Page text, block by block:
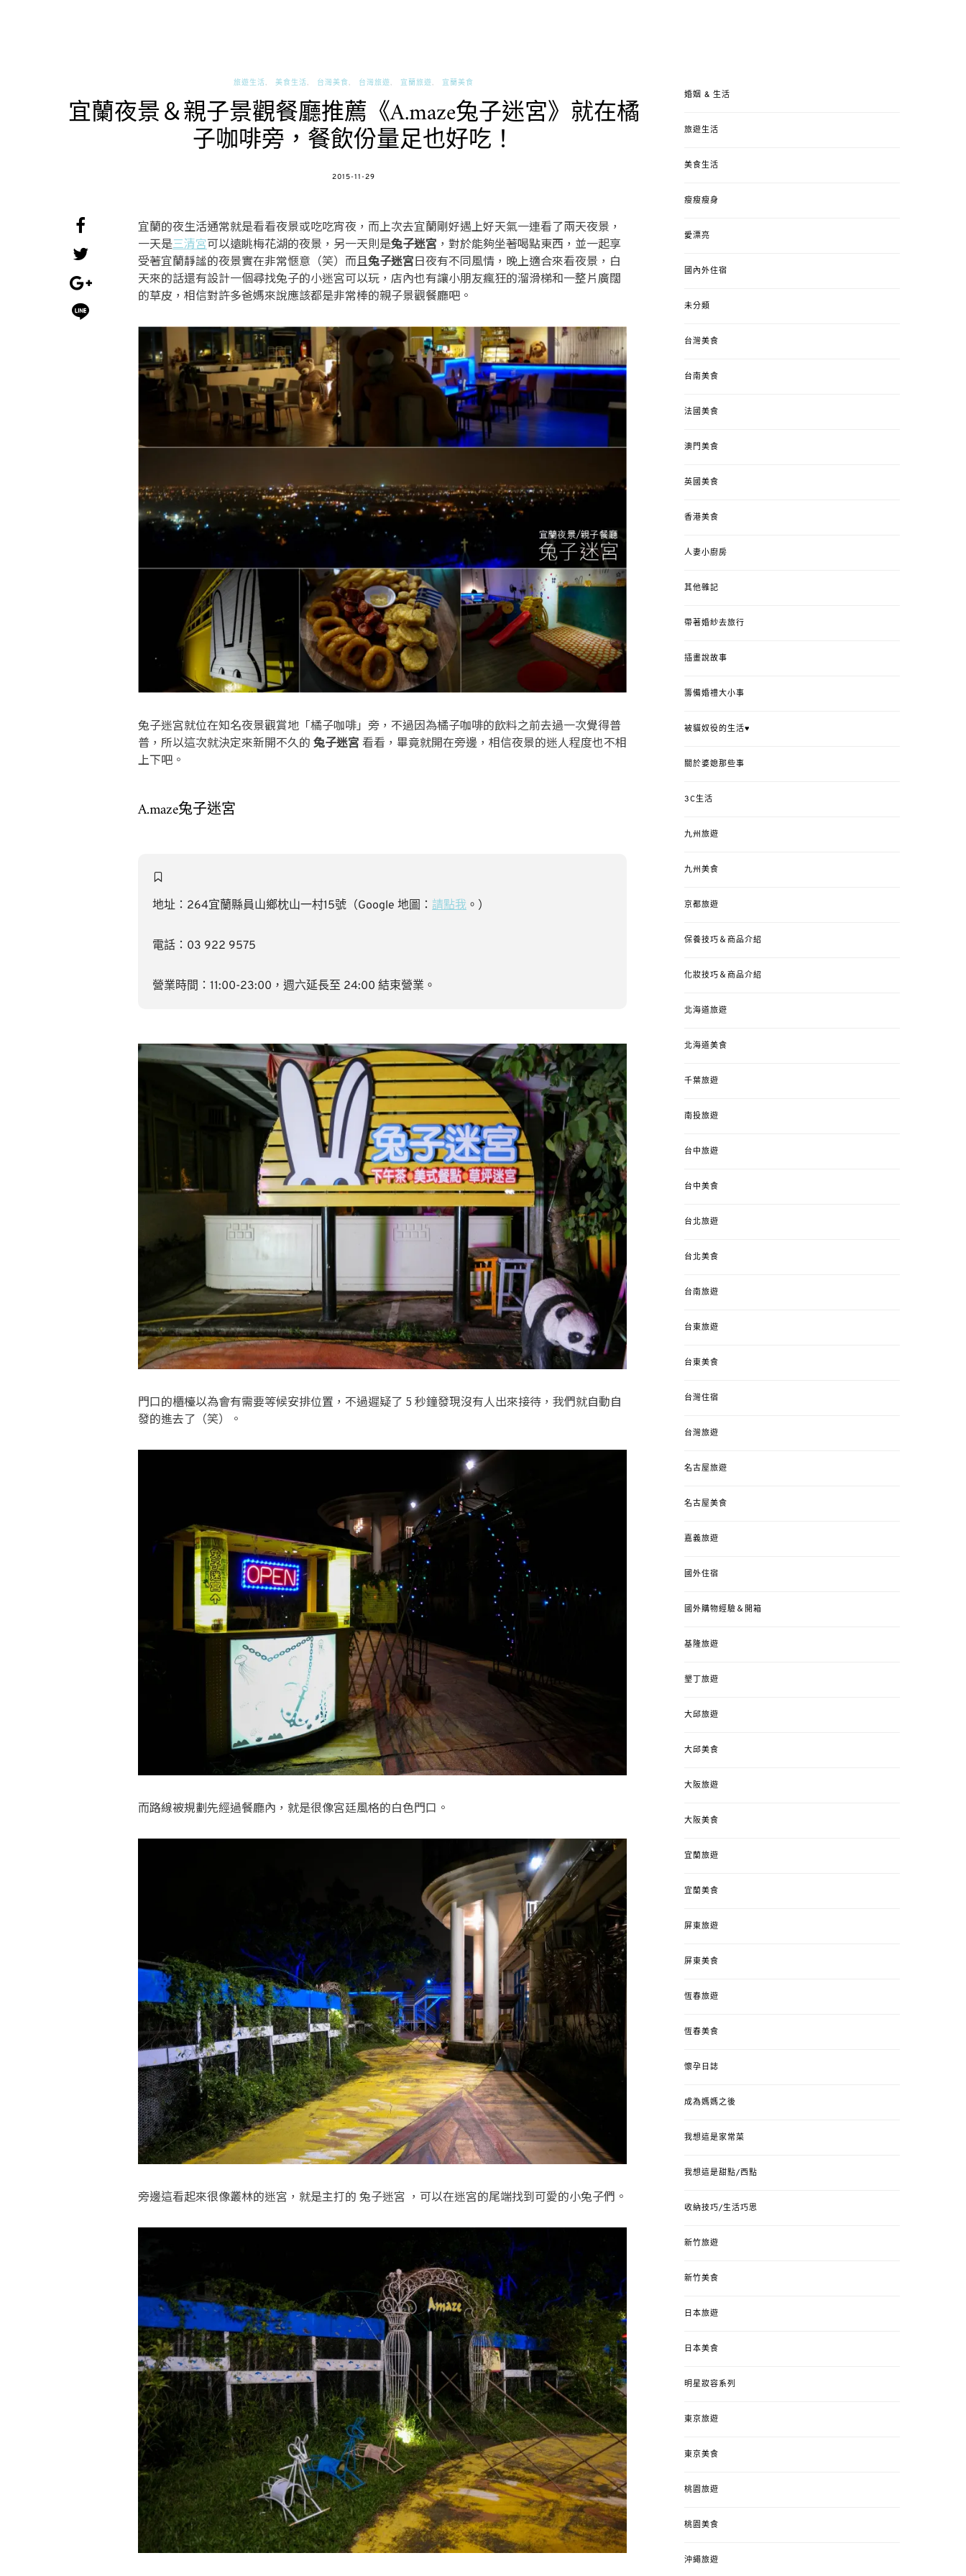
旅遊生活 美食生活 台灣美食 台灣旅遊 宜蘭旅遊 宜蘭美食
宜蘭夜景＆親子景觀餐廳推薦《A.maze兔子迷宮》就在橘
子咖啡旁，餐飲份量足也好吃！
POSTED
2015-11-29
宜蘭的夜生活通常就是看看夜景或吃吃宵夜，而上次去宜蘭剛好遇上好天氣一連看了兩天夜景，
一天是三清宮可以遠眺梅花湖的夜景，另一天則是兔子迷宮 ，對於能夠坐著喝點東西，並一起享
受著宜蘭靜謐的夜景實在非常愜意（笑）而且兔子迷宮日夜有不同風情，晚上適合來看夜景，白
天來的話還有設計一個尋找兔子的小迷宮可以玩，店內也有讓小朋友瘋狂的溜滑梯和一整片廣闊
的草皮，相信對許多爸媽來說應該都是非常棒的親子景觀餐廳吧。
兔子迷宮就位在知名夜景觀賞地「橘子咖啡」旁，不過因為橘子咖啡的飲料之前去過一次覺得普
普，所以這次就決定來新開不久的 兔子迷宮 看看，畢竟就開在旁邊，相信夜景的迷人程度也不相
上下吧。
A.maze兔子迷宮
地址：264宜蘭縣員山鄉枕山一村15號（Google 地圖： 請點我 。）
電話：03 922 9575
營業時間：11:00-23:00，週六延長至 24:00 結束營業。
門口的櫃檯以為會有需要等候安排位置，不過遲疑了 5 秒鐘發現沒有人出來接待，我們就自動自
發的進去了（笑）。
而路線被規劃先經過餐廳內，就是很像宮廷風格的白色門口。
旁邊這看起來很像叢林的迷宮，就是主打的 兔子迷宮 ，可以在迷宮的尾端找到可愛的小兔子們。
婚姻 & 生活
旅遊生活
美食生活
瘦瘦瘦身
愛漂亮
國內外住宿
未分類
台灣美食
台南美食
法國美食
澳門美食
英國美食
香港美食
人妻小廚房
其他雜記
帶著婚紗去旅行
插畫說故事
籌備婚禮大小事
被貓奴役的生活♥
關於婆媳那些事
3C生活
九州旅遊
九州美食
京都旅遊
保養技巧＆商品介紹
化妝技巧＆商品介紹
北海道旅遊
北海道美食
千葉旅遊
南投旅遊
台中旅遊
台中美食
台北旅遊
台北美食
台南旅遊
台東旅遊
台東美食
台灣住宿
台灣旅遊
名古屋旅遊
名古屋美食
嘉義旅遊
國外住宿
國外購物經驗＆開箱
基隆旅遊
墾丁旅遊
大邱旅遊
大邱美食
大阪旅遊
大阪美食
宜蘭旅遊
宜蘭美食
屏東旅遊
屏東美食
恆春旅遊
恆春美食
懷孕日誌
成為媽媽之後
我想這是家常菜
我想這是甜點/西點
收納技巧/生活巧思
新竹旅遊
新竹美食
日本旅遊
日本美食
明星妝容系列
東京旅遊
東京美食
桃園旅遊
桃園美食
沖繩旅遊